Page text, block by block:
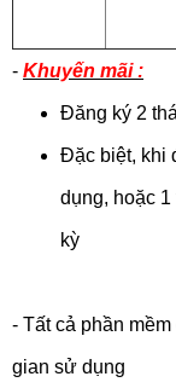
- Khuyến mãi :
Đăng ký 2
Đặc biệt, khi
dụng, hoặc
kỳ
- Tất cả phần
gian sử dụng